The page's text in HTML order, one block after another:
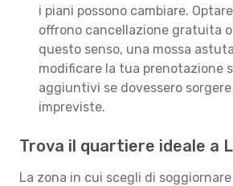
i piani possono cambiare.
offrono cancellazione gratuita
questo senso, una mossa
modificare la tua prenotazione
aggiuntivi se dovessero
impreviste.
Trova il quartiere ideale a
La zona in cui scegli di